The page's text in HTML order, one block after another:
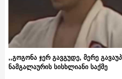
,,გოგონა ჯერ გავგუდე, მერე
ნამგალაურის სისხლიანი საქმე